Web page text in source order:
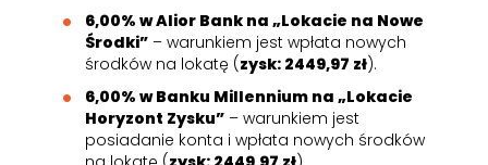
6,00% w Alior Bank na „Lokacie na Nowe
Środki” – warunkiem jest wpłata nowych
środków na lokatę (zysk: 2449,97 zł).
6,00% w Banku Millennium na „Lokacie
Horyzont Zysku” – warunkiem jest
posiadanie konta i wpłata nowych środków